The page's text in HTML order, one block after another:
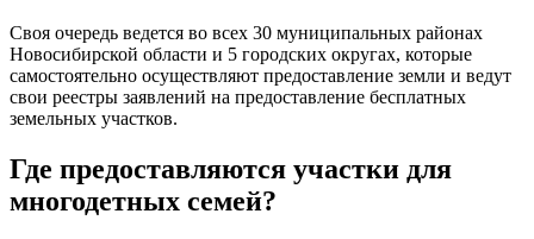
Своя очередь ведется во всех 30 муниципальных районах
Новосибирской области и 5 городских округах, которые
самостоятельно осуществляют предоставление земли и ведут
свои реестры заявлений на предоставление бесплатных
земельных участков.
Где предоставляются участки для
многодетных семей?